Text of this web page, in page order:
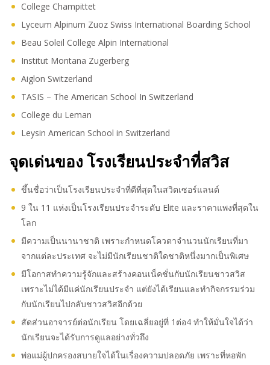
College Champittet
Lyceum Alpinum Zuoz Swiss International Boarding School
Beau Soleil College Alpin International
Institut Montana Zugerberg
Aiglon Switzerland
TASIS – The American School In Switzerland
College du Leman
Leysin American School in Switzerland
จุดเด่นของ โรงเรียนประจำที่สวิส
ขึ้นชื่อว่าเป็นโรงเรียนประจำที่ดีที่สุดในสวิตเซอร์แลนด์
9 ใน 11 แห่งเป็นโรงเรียนประจำระดับ Elite และราคาแพงที่สุดใน
โลก
มีความเป็นนานาชาติ เพราะกำหนดโควตาจำนวนนักเรียนที่มา
จากแต่ละประเทศ จะไม่มีนักเรียนชาติใดชาติหนึ่งมากเป็นพิเศษ
มีโอกาสทำความรู้จักและสร้างคอนเน็คชั่นกับนักเรียนชาวสวิส
เพราะไม่ได้มีแค่นักเรียนประจำ แต่ยังได้เรียนและทำกิจกรรมร่วม
กับนักเรียนไปกลับชาวสวิสอีกด้วย
สัดส่วนอาจารย์ต่อนักเรียน โดยเฉลี่ยอยู่ที่ 1ต่อ4 ทำให้มั่นใจได้ว่า
นักเรียนจะได้รับการดูแลอย่างทั่วถึง
พ่อแม่ผู้ปกครองสบายใจได้ในเรื่องความปลอดภัย เพราะที่หอพัก